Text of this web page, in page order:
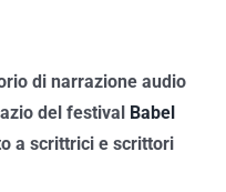
di narrazione audio
del festival
Babel
a scrittrici e scrittori